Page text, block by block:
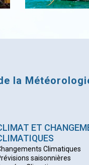
la
ET
Climatiques
saisonnières